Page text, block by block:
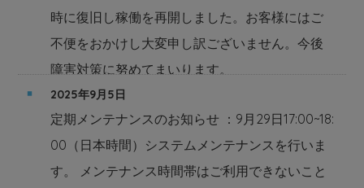
時に復旧し稼働を再開しました。お客様にはご
不便をおかけし大変申し訳ございません。今後
障害対策に努めてまいります。
2025年9月5日
定期メンテナンスのお知らせ ：9月29日17:00~18:
00（日本時間）システムメンテナンスを行いま
す。 メンテナンス時間帯はご利用できないこと